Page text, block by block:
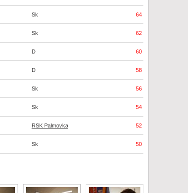
Sk 64
Sk 62
D 60
D 58
Sk 56
Sk 54
RSK Palmovka 52
Sk 50